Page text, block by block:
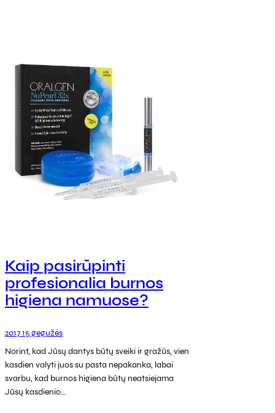
Kaip pasirūpinti
profesionalia burnos
higiena namuose?
2017 15 gegužės
Norint, kad Jūsų dantys būtų sveiki ir gražūs, vien
kasdien valyti juos su pasta nepakanka, labai
svarbu, kad burnos higiena būtų neatsiejama
Jūsų kasdienio…